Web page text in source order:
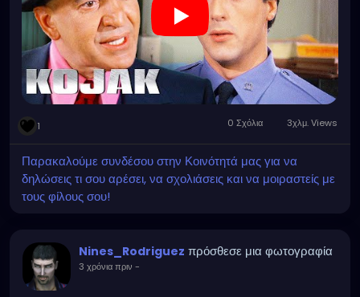
1 0 Σχόλια 3χλμ. Views
Παρακαλούμε συνδέσου στην Κοινότητά μας για να
δηλώσεις τι σου αρέσει, να σχολιάσεις και να μοιραστείς με
τους φίλους σου!
Nines_Rodriguez πρόσθεσε μια φωτογραφία
3 χρόνια πριν -